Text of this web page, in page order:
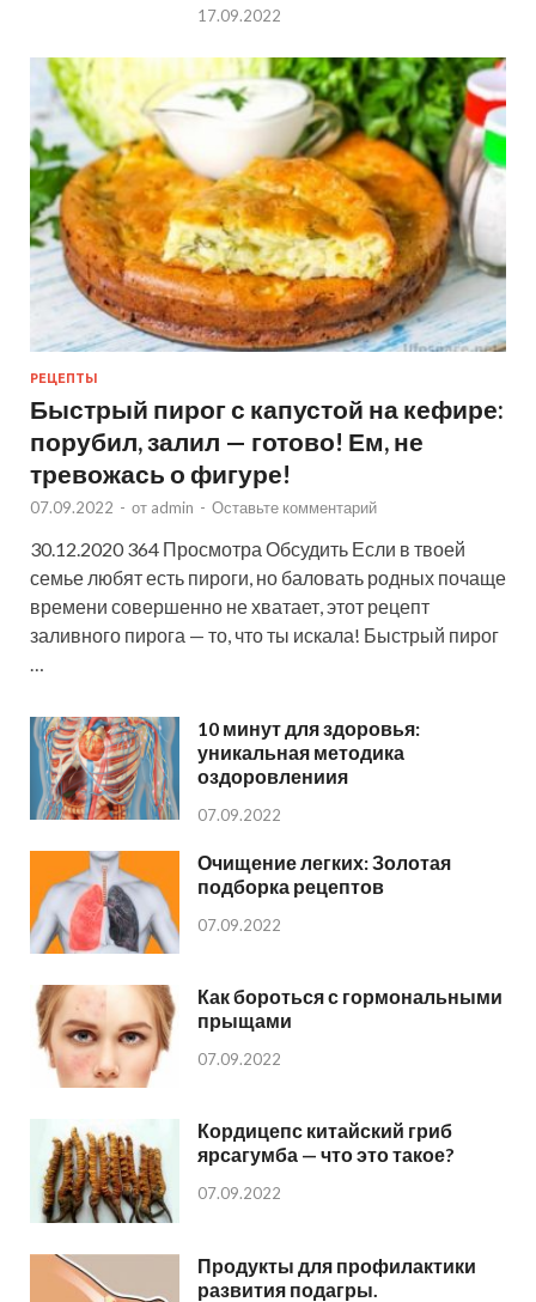
17.09.2022
РЕЦЕПТЫ
Быстрый пирог с капустой на кефире:
порубил, залил — готово! Ем, не
тревожась о фигуре!
07.09.2022 - от admin - Оставьте комментарий
30.12.2020 364 Просмотра Обсудить Если в твоей
семье любят есть пироги, но баловать родных почаще
времени совершенно не хватает, этот рецепт
заливного пирога — то, что ты искала! Быстрый пирог
…
10 минут для здоровья:
уникальная методика
оздоровлениия
07.09.2022
Очищение легких: Золотая
подборка рецептов
07.09.2022
Как бороться с гормональными
прыщами
07.09.2022
Кордицепс китайский гриб
ярсагумба — что это такое?
07.09.2022
Продукты для профилактики
развития подагры.